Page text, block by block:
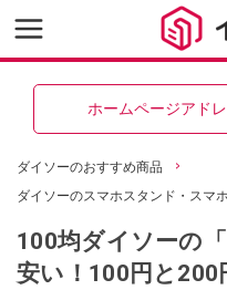
ホームページアド
ダイソーのおすすめ商品
ダイソーのスマホスタンド・スマ
100均ダイソーの
安い！100円と200